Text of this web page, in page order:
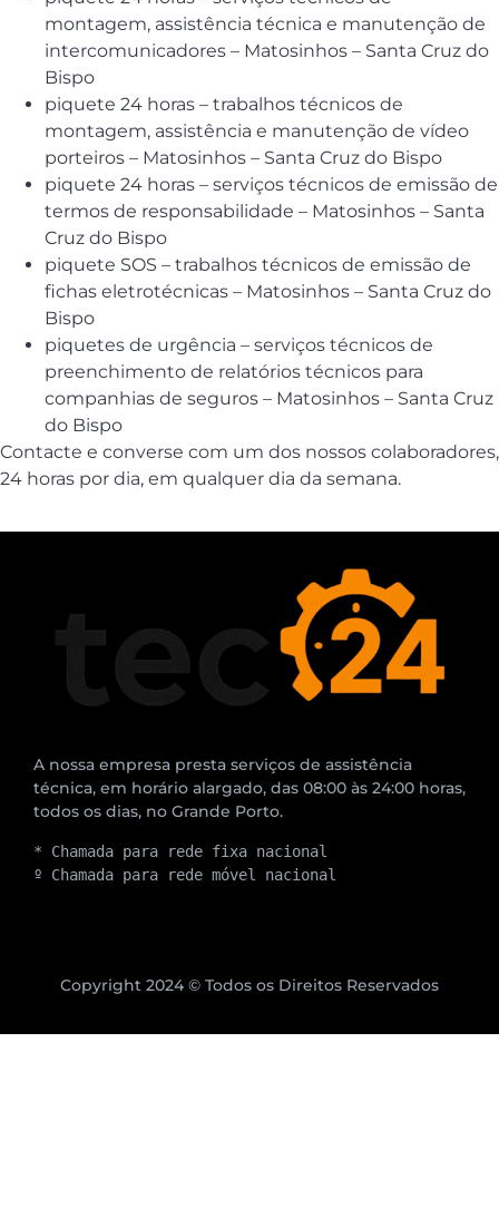
montagem, assistência técnica e manutenção de
intercomunicadores – Matosinhos – Santa Cruz do
Bispo
piquete 24 horas – trabalhos técnicos de
montagem, assistência e manutenção de vídeo
porteiros – Matosinhos – Santa Cruz do Bispo
piquete 24 horas – serviços técnicos de emissão de
termos de responsabilidade – Matosinhos – Santa
Cruz do Bispo
piquete SOS – trabalhos técnicos de emissão de
fichas eletrotécnicas – Matosinhos – Santa Cruz do
Bispo
piquetes de urgência – serviços técnicos de
preenchimento de relatórios técnicos para
companhias de seguros – Matosinhos – Santa Cruz
do Bispo
Contacte e converse com um dos nossos colaboradores,
24 horas por dia, em qualquer dia da semana.
A nossa empresa presta serviços de assistência
técnica, em horário alargado, das 08:00 às 24:00 horas,
todos os dias, no Grande Porto.
* Chamada para rede fixa nacional
º Chamada para rede móvel nacional
Copyright 2024 © Todos os Direitos Reservados